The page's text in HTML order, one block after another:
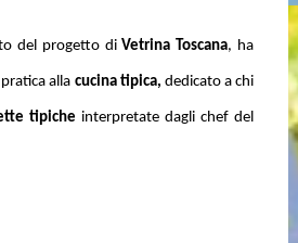
del progetto diVetrina Toscana, ha
alla cucina tipica, dedicato a chi
tipiche interpretate dagli chef del